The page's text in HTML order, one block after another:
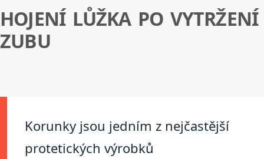
HOJENÍ LŮŽKA PO VYTRŽENÍ
ZUBU
Korunky jsou jedním z nejčastější
protetických výrobků